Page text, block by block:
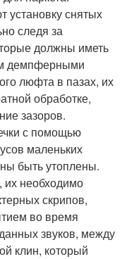
установку снятых
следя за
должны иметь
демпферными
люфта в пазах, их
обработке,
зазоров.
с помощью
маленьких
быть утоплены.
их необходимо
скрипов,
во время
звуков, между
клин, который